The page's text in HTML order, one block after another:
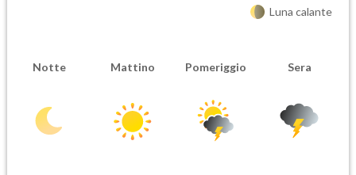
Luna calante
Notte Mattino Pomeriggio Sera